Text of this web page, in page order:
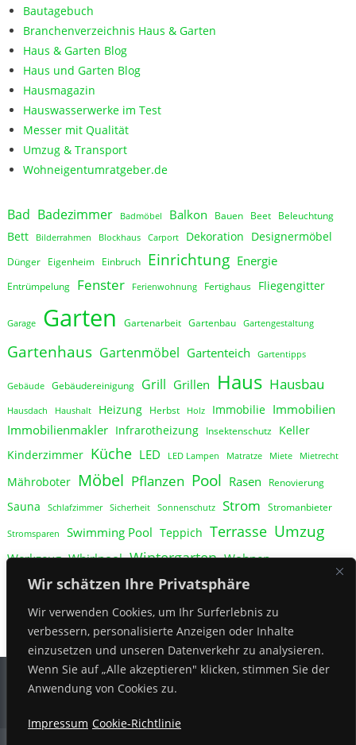
Wir schätzen Ihre Privatsphäre
Wir verwenden Cookies, um Ihr Surferlebnis zu
verbessern, personalisierte Anzeigen oder Inhalte
einzusetzen und unseren Datenverkehr zu analysieren.
Wenn Sie auf „Alle akzeptieren" klicken, stimmen Sie der
Anwendung von Cookies zu.
Impressum Cookie-Richtlinie
Bautagebuch
Branchenverzeichnis Haus & Garten
Haus & Garten Blog
Haus und Garten Blog
Hausmagazin
Hauswasserwerke im Test
Messer mit Qualität
Umzug & Transport
Wohneigentumratgeber.de
Bad Badezimmer Badmöbel Balkon Bauen Beet Beleuchtung
Bett Bilderrahmen Blockhaus Carport Dekoration Designermöbel
Dünger Eigenheim Einbruch Einrichtung Energie
Entrümpelung Fenster Ferienwohnung Fertighaus Fliegengitter
Garage Garten Gartenarbeit Gartenbau Gartengestaltung
Gartenhaus Gartenmöbel Gartenteich Gartentipps
Gebäude Gebäudereinigung Grill Grillen Haus Hausbau
Hausdach Haushalt Heizung Herbst Holz Immobilie Immobilien
Immobilienmakler Infrarotheizung Insektenschutz Keller
Kinderzimmer Küche LED LED Lampen Matratze Miete Mietrecht
Mähroboter Möbel Pflanzen Pool Rasen Renovierung
Sauna Schlafzimmer Sicherheit Sonnenschutz Strom Stromanbieter
Stromsparen Swimming Pool Teppich Terrasse Umzug
Werkzeug Whirlpool Wintergarten Wohnen
Wohnung Zaun Ökostrom